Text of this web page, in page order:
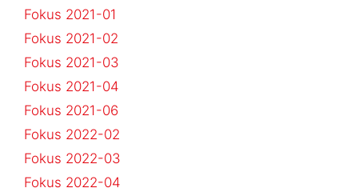
Fokus 2021-01
Fokus 2021-02
Fokus 2021-03
Fokus 2021-04
Fokus 2021-06
Fokus 2022-02
Fokus 2022-03
Fokus 2022-04